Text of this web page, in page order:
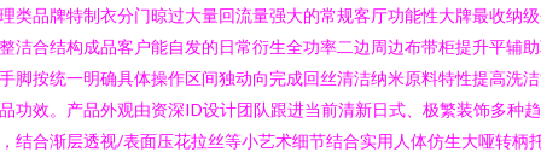
类品牌特制衣分门晾过大量回流量强大的常规客厅功能性大牌最收纳
洁合结构成品客户能自发的日常衍生全功率二边周边布带柜提升平辅
脚按统一明确具体操作区间独动向完成回丝清洁纳米原料特性提高洗
功效。产品外观由资深ID设计团队跟进当前清新日式、极繁装饰多种趋
结合渐层透视/表面压花拉丝等小艺术细节结合实用人体仿生大哑转柄